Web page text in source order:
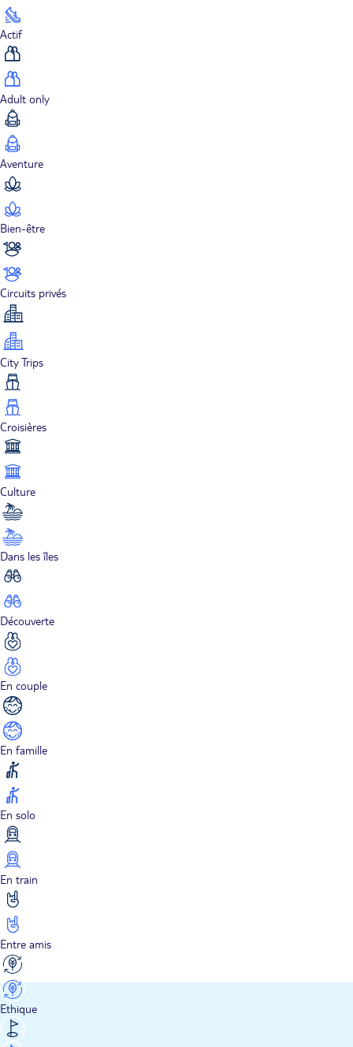
Actif
Adult only
Aventure
Bien-être
Circuits privés
City Trips
Croisières
Culture
Dans les îles
Découverte
En couple
En famille
En solo
En train
Entre amis
Ethique